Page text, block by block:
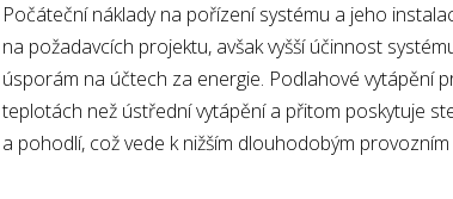
Počáteční náklady na pořízení systému a jeho
na požadavcích projektu, avšak vyšší účinnost
úsporám na účtech za energie. Podlahové vytápění
teplotách než ústřední vytápění a přitom poskytuje
a pohodlí, což vede k nižším dlouhodobým provozním